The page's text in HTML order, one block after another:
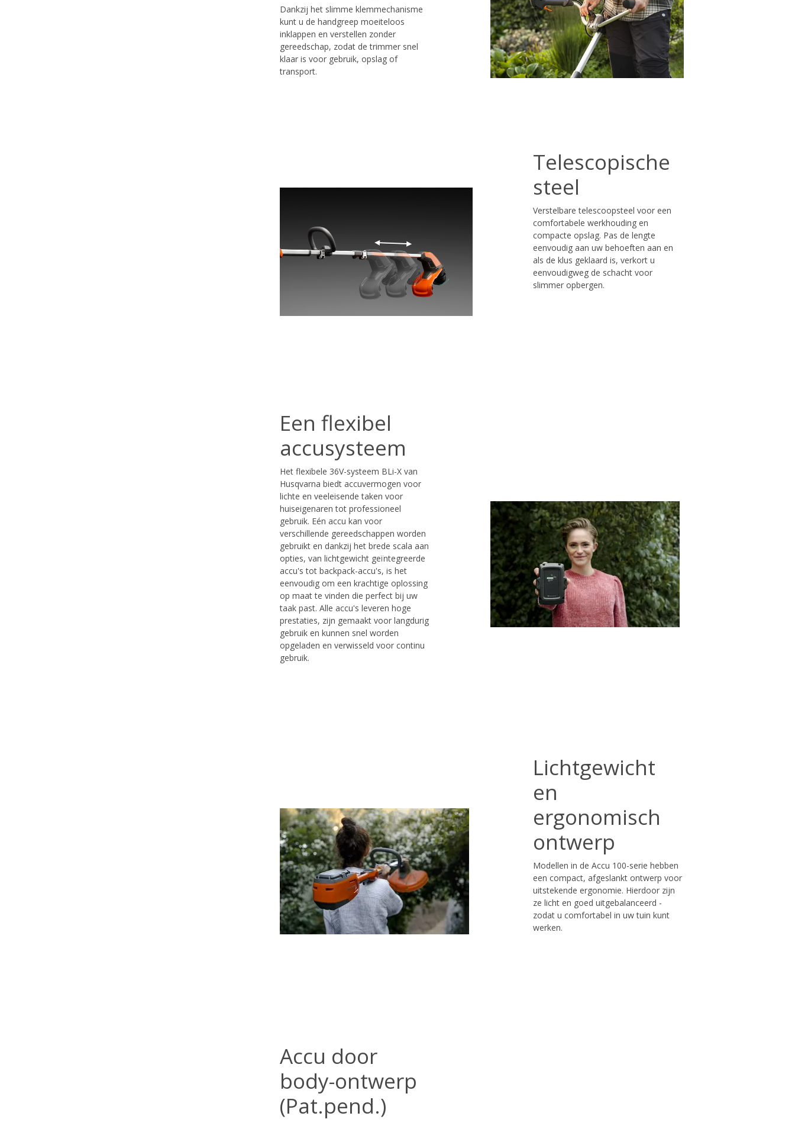
Dankzij het slimme klemmechanisme
kunt u de handgreep moeiteloos
inklappen en verstellen zonder
gereedschap, zodat de trimmer snel
klaar is voor gebruik, opslag of
transport.
Telescopische
steel
Verstelbare telescoopsteel voor een
comfortabele werkhouding en
compacte opslag. Pas de lengte
eenvoudig aan uw behoeften aan en
als de klus geklaard is, verkort u
eenvoudigweg de schacht voor
slimmer opbergen.
Een flexibel
accusysteem
Het flexibele 36V-systeem BLi-X van
Husqvarna biedt accuvermogen voor
lichte en veeleisende taken voor
huiseigenaren tot professioneel
gebruik. Eén accu kan voor
verschillende gereedschappen worden
gebruikt en dankzij het brede scala aan
opties, van lichtgewicht geïntegreerde
accu's tot backpack-accu's, is het
eenvoudig om een krachtige oplossing
op maat te vinden die perfect bij uw
taak past. Alle accu's leveren hoge
prestaties, zijn gemaakt voor langdurig
gebruik en kunnen snel worden
opgeladen en verwisseld voor continu
gebruik.
Lichtgewicht
en
ergonomisch
ontwerp
Modellen in de Accu 100-serie hebben
een compact, afgeslankt ontwerp voor
uitstekende ergonomie. Hierdoor zijn
ze licht en goed uitgebalanceerd -
zodat u comfortabel in uw tuin kunt
werken.
Accu door
body-ontwerp
(Pat.pend.)